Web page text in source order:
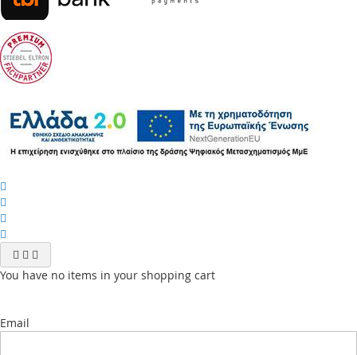
You have no items in your shopping cart
Email